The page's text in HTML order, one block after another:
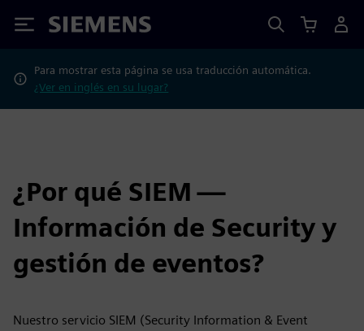
Siemens
Para mostrar esta página se usa traducción automática.
¿Ver en inglés en su lugar?
¿Por qué SIEM —
Información de Security y
gestión de eventos?
Nuestro servicio SIEM (Security Information & Event